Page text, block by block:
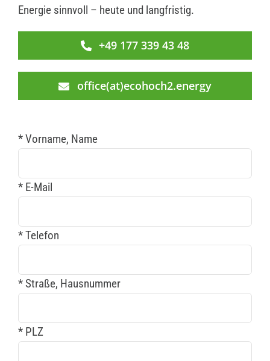
Energie sinnvoll – heute und langfristig.
+49 177 339 43 48
office(at)ecohoch2.energy
* Vorname, Name
* E-Mail
* Telefon
* Straße, Hausnummer
* PLZ